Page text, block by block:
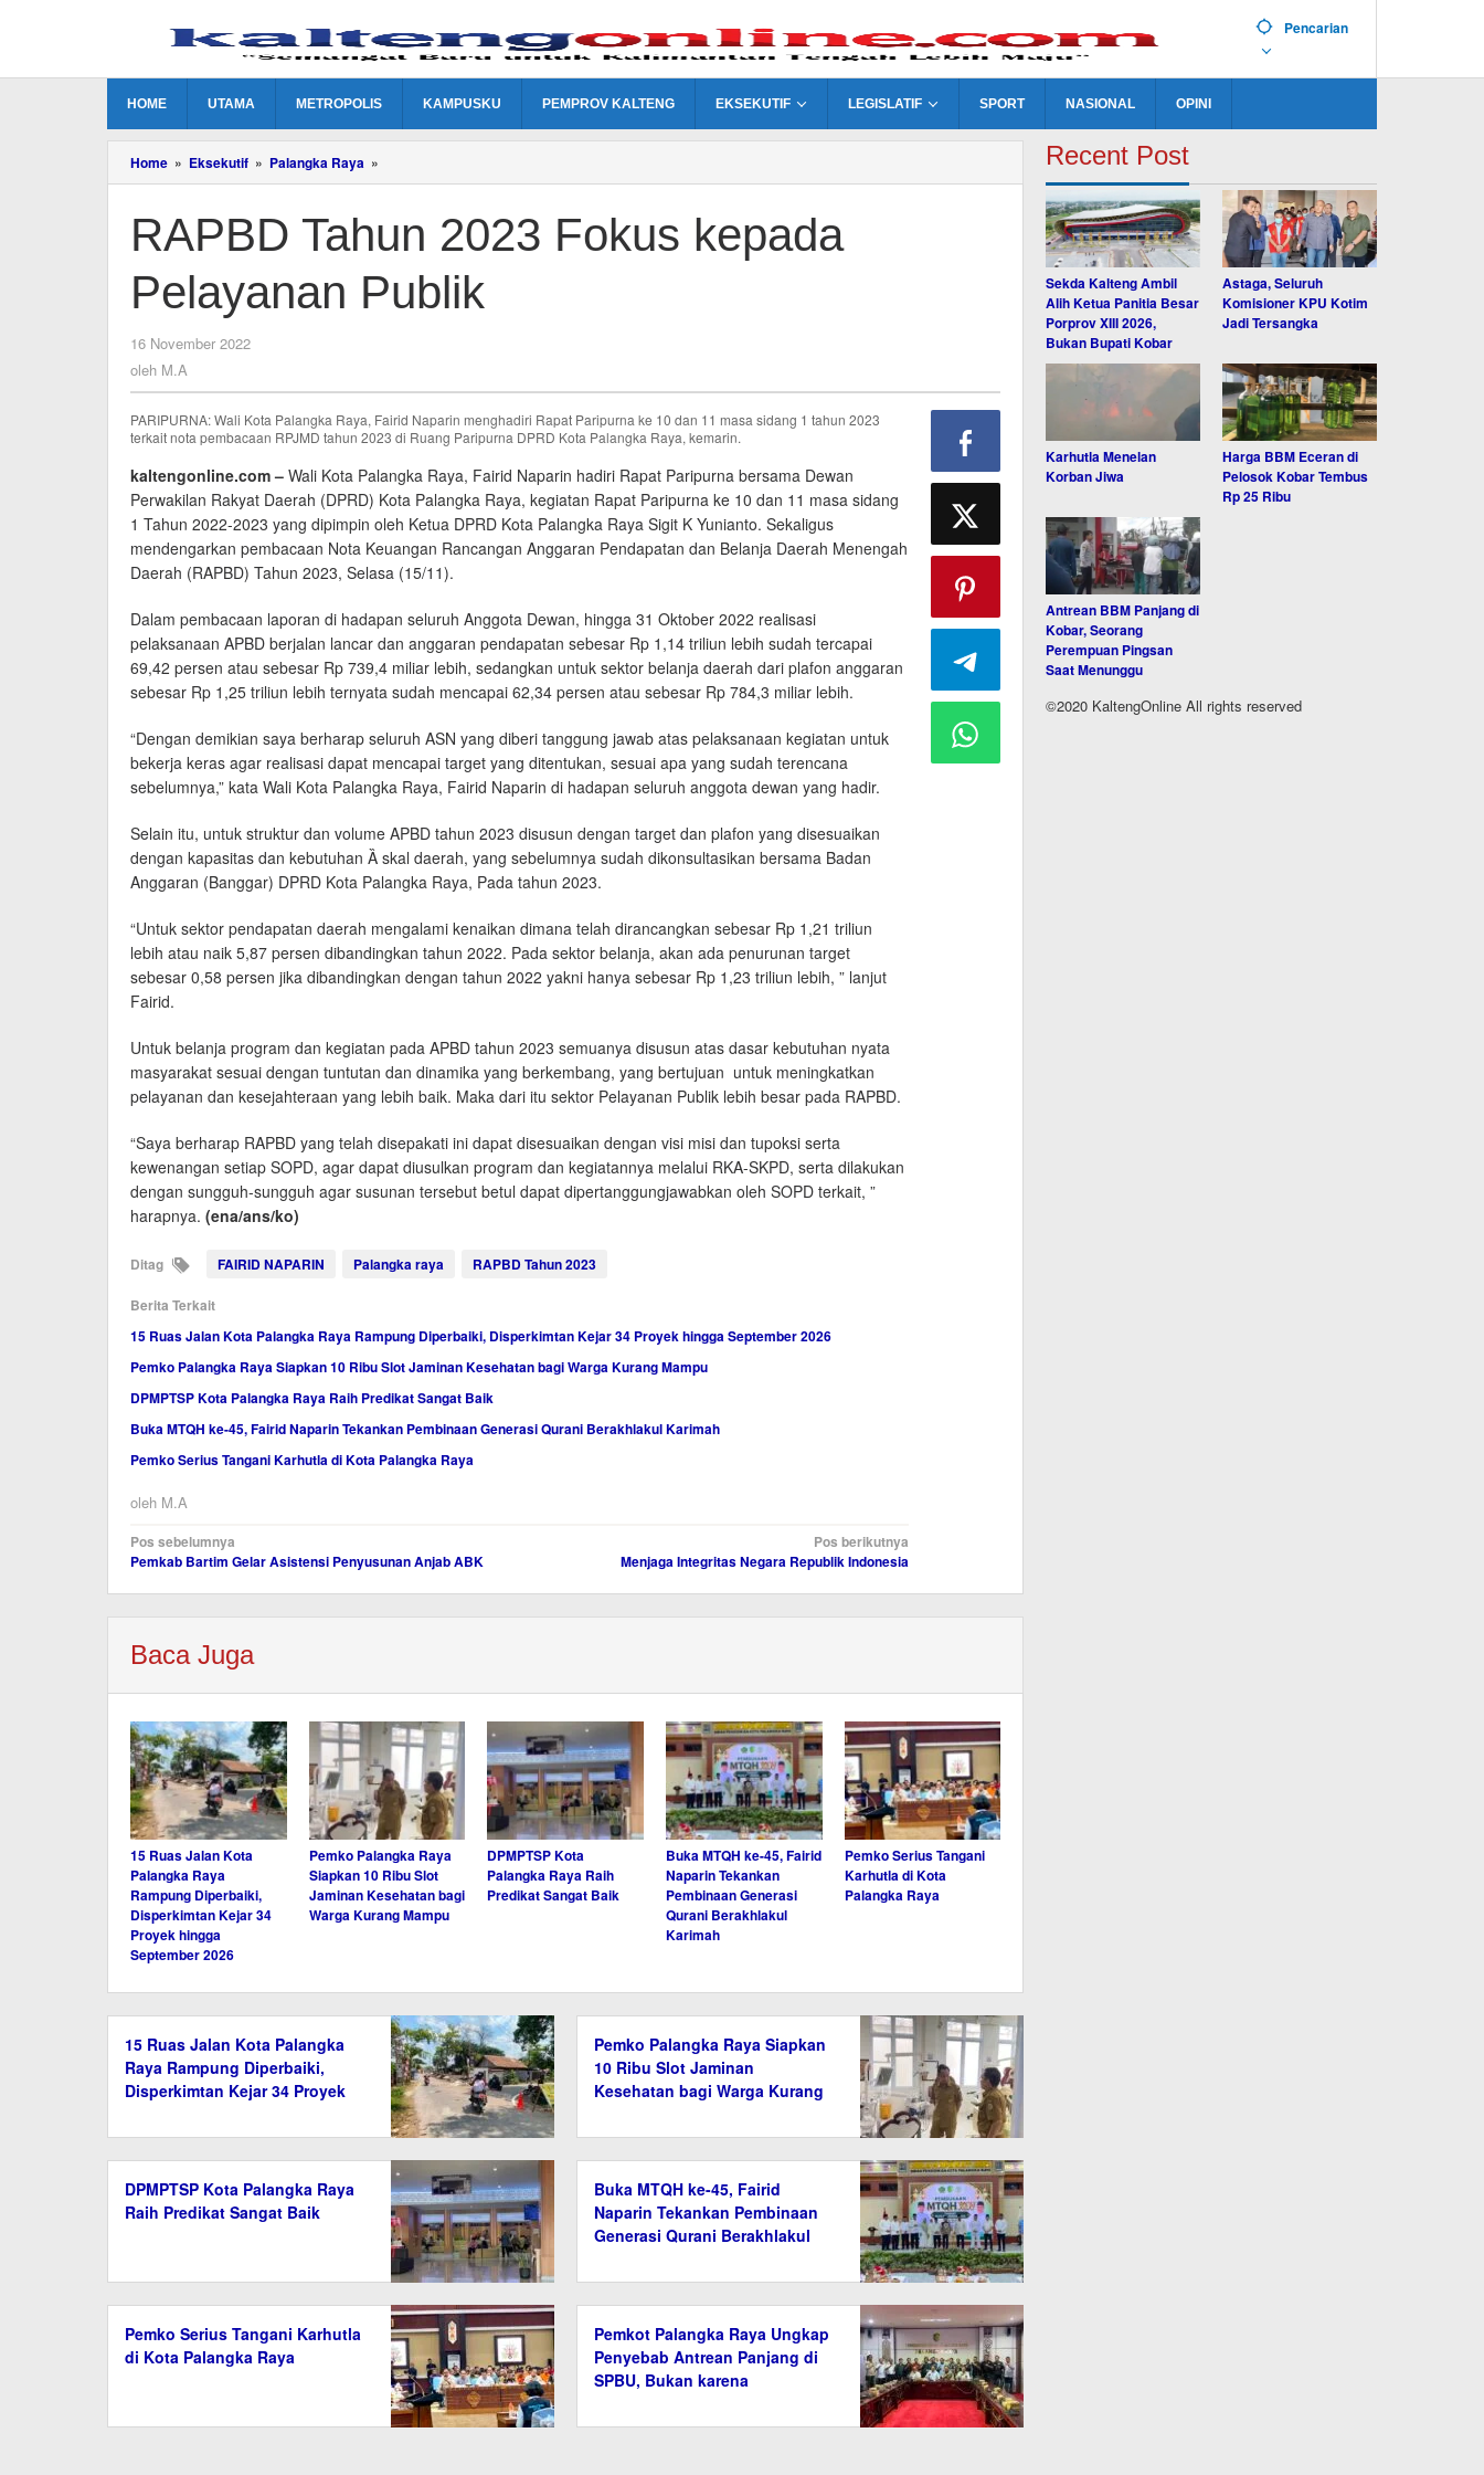
Pencarian
HOME UTAMA METROPOLIS KAMPUSKU PEMPROV KALTENG EKSEKUTIF LEGISLATIF SPORT NASIONAL OPINI
Home » Eksekutif » Palangka Raya »
Tahun
Fokus
kepada
Publik
RAPBD Tahun 2023 Fokus kepada
Pelayanan Publik
16 November 2022
oleh M.A
PARIPURNA: Wali Kota Palangka Raya, Fairid Naparin menghadiri Rapat Paripurna ke 10 dan 11 masa sidang 1 tahun 2023
terkait nota pembacaan RPJMD tahun 2023 di Ruang Paripurna DPRD Kota Palangka Raya, kemarin.
kaltengonline.com – Wali Kota Palangka Raya, Fairid Naparin hadiri Rapat Paripurna bersama Dewan
Perwakilan Rakyat Daerah (DPRD) Kota Palangka Raya, kegiatan Rapat Paripurna ke 10 dan 11 masa sidang
1 Tahun 2022-2023 yang dipimpin oleh Ketua DPRD Kota Palangka Raya Sigit K Yunianto. Sekaligus
mendengarkan pembacaan Nota Keuangan Rancangan Anggaran Pendapatan dan Belanja Daerah Menengah
Daerah (RAPBD) Tahun 2023, Selasa (15/11).
Dalam pembacaan laporan di hadapan seluruh Anggota Dewan, hingga 31 Oktober 2022 realisasi
pelaksanaan APBD berjalan lancar dan anggaran pendapatan sebesar Rp 1,14 triliun lebih sudah tercapai
69,42 persen atau sebesar Rp 739,4 miliar lebih, sedangkan untuk sektor belanja daerah dari plafon anggaran
sebesar Rp 1,25 triliun lebih ternyata sudah mencapai 62,34 persen atau sebesar Rp 784,3 miliar lebih.
“Dengan demikian saya berharap seluruh ASN yang diberi tanggung jawab atas pelaksanaan kegiatan untuk
bekerja keras agar realisasi dapat mencapai target yang ditentukan, sesuai apa yang sudah terencana
sebelumnya,” kata Wali Kota Palangka Raya, Fairid Naparin di hadapan seluruh anggota dewan yang hadir.
Selain itu, untuk struktur dan volume APBD tahun 2023 disusun dengan target dan plafon yang disesuaikan
dengan kapasitas dan kebutuhan Ȁ skal daerah, yang sebelumnya sudah dikonsultasikan bersama Badan
Anggaran (Banggar) DPRD Kota Palangka Raya, Pada tahun 2023.
“Untuk sektor pendapatan daerah mengalami kenaikan dimana telah dirancangkan sebesar Rp 1,21 triliun
lebih atau naik 5,87 persen dibandingkan tahun 2022. Pada sektor belanja, akan ada penurunan target
sebesar 0,58 persen jika dibandingkan dengan tahun 2022 yakni hanya sebesar Rp 1,23 triliun lebih, ” lanjut
Fairid.
Untuk belanja program dan kegiatan pada APBD tahun 2023 semuanya disusun atas dasar kebutuhan nyata
masyarakat sesuai dengan tuntutan dan dinamika yang berkembang, yang bertujuan untuk meningkatkan
pelayanan dan kesejahteraan yang lebih baik. Maka dari itu sektor Pelayanan Publik lebih besar pada RAPBD.
“Saya berharap RAPBD yang telah disepakati ini dapat disesuaikan dengan visi misi dan tupoksi serta
kewenangan setiap SOPD, agar dapat diusulkan program dan kegiatannya melalui RKA-SKPD, serta dilakukan
dengan sungguh-sungguh agar susunan tersebut betul dapat dipertanggungjawabkan oleh SOPD terkait, ”
harapnya. (ena/ans/ko)
Ditag FAIRID NAPARIN Palangka raya RAPBD Tahun 2023
Berita Terkait
15 Ruas Jalan Kota Palangka Raya Rampung Diperbaiki, Disperkimtan Kejar 34 Proyek hingga September 2026
Pemko Palangka Raya Siapkan 10 Ribu Slot Jaminan Kesehatan bagi Warga Kurang Mampu
DPMPTSP Kota Palangka Raya Raih Predikat Sangat Baik
Buka MTQH ke-45, Fairid Naparin Tekankan Pembinaan Generasi Qurani Berakhlakul Karimah
Pemko Serius Tangani Karhutla di Kota Palangka Raya
oleh M.A
Navigasi
pos
Pos sebelumnya
Pemkab Bartim Gelar Asistensi Penyusunan Anjab ABK
Pos berikutnya
Menjaga Integritas Negara Republik Indonesia
Baca Juga
15 Ruas Jalan Kota
Palangka Raya
Rampung Diperbaiki,
Disperkimtan Kejar 34
Proyek hingga
September 2026
Pemko Palangka Raya
Siapkan 10 Ribu Slot
Jaminan Kesehatan bagi
Warga Kurang Mampu
DPMPTSP Kota
Palangka Raya Raih
Predikat Sangat Baik
Buka MTQH ke-45, Fairid
Naparin Tekankan
Pembinaan Generasi
Qurani Berakhlakul
Karimah
Pemko Serius Tangani
Karhutla di Kota
Palangka Raya
15 Ruas Jalan Kota Palangka
Raya Rampung Diperbaiki,
Disperkimtan Kejar 34 Proyek
Pemko Palangka Raya Siapkan
10 Ribu Slot Jaminan
Kesehatan bagi Warga Kurang
DPMPTSP Kota Palangka Raya
Raih Predikat Sangat Baik
Buka MTQH ke-45, Fairid
Naparin Tekankan Pembinaan
Generasi Qurani Berakhlakul
Pemko Serius Tangani Karhutla
di Kota Palangka Raya
Pemkot Palangka Raya Ungkap
Penyebab Antrean Panjang di
SPBU, Bukan karena
Recent Post
Sekda Kalteng Ambil
Alih Ketua Panitia Besar
Porprov XIII 2026,
Bukan Bupati Kobar
Astaga, Seluruh
Komisioner KPU Kotim
Jadi Tersangka
Karhutla Menelan
Korban Jiwa
Harga BBM Eceran di
Pelosok Kobar Tembus
Rp 25 Ribu
Antrean BBM Panjang di
Kobar, Seorang
Perempuan Pingsan
Saat Menunggu
©2020 KaltengOnline All rights reserved